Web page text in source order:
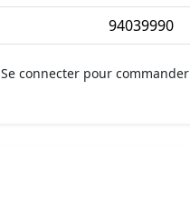
94039990
Se connecter pour commander